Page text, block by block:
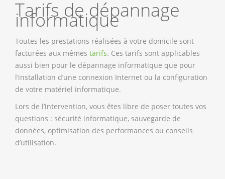
Tarifs de dépannage
informatique
Toutes les prestations réalisées à votre domicile sont
facturées aux mêmes tarifs. Ces tarifs sont applicables
aussi bien pour le dépannage informatique que pour
l’installation d’une connexion Internet ou la configuration
de votre matériel informatique.
Lors de l’intervention, vous êtes libre de poser toutes vos
questions : sécurité informatique, sauvegarde de
données, optimisation des performances ou conseils
d’utilisation.